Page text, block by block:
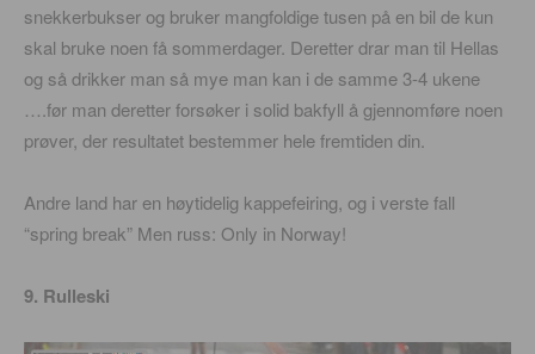
snekkerbukser og bruker mangfoldige tusen på en bil de kun
skal bruke noen få sommerdager. Deretter drar man til Hellas
og så drikker man så mye man kan i de samme 3-4 ukene
….før man deretter forsøker i solid bakfyll å gjennomføre noen
prøver, der resultatet bestemmer hele fremtiden din.
Andre land har en høytidelig kappefeiring, og i verste fall
“spring break” Men russ: Only in Norway!
9. Rulleski